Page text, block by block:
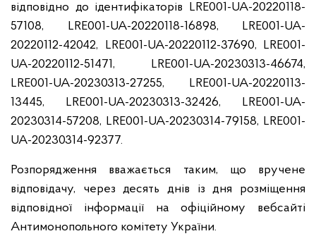
відповідно до ідентифікаторів LRE001-UA-20220118-
57108, LRE001-UA-20220118-16898, LRE001-UA-
20220112-42042, LRE001-UA-20220112-37690, LRE001-
UA-20220112-51471, LRE001-UA-20230313-46674,
LRE001-UA-20230313-27255, LRE001-UA-20220113-
13445, LRE001-UA-20230313-32426, LRE001-UA-
20230314-57208, LRE001-UA-20230314-79158, LRE001-
UA-20230314-92377.
Розпорядження вважається таким, що вручене
відповідачу, через десять днів із дня розміщення
відповідної інформації на офіційному вебсайті
Антимонопольного комітету України.